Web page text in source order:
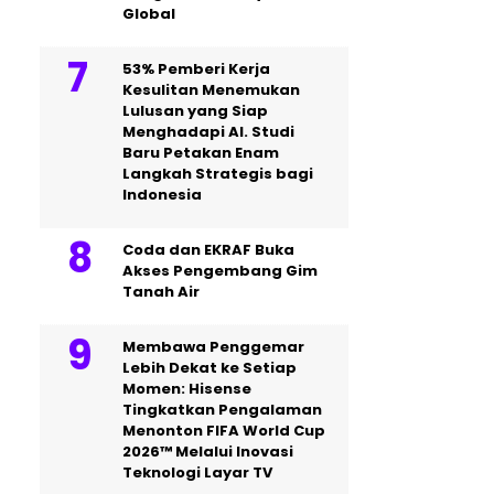
Global
53% Pemberi Kerja
Kesulitan Menemukan
Lulusan yang Siap
Menghadapi AI. Studi
Baru Petakan Enam
Langkah Strategis bagi
Indonesia
Coda dan EKRAF Buka
Akses Pengembang Gim
Tanah Air
Membawa Penggemar
Lebih Dekat ke Setiap
Momen: Hisense
Tingkatkan Pengalaman
Menonton FIFA World Cup
2026™ Melalui Inovasi
Teknologi Layar TV